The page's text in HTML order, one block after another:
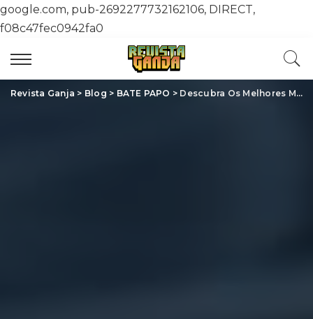
google.com, pub-2692277732162106, DIRECT,
f08c47fec0942fa0
Revista Ganja > Blog > BATE PAPO > Descubra Os Melhores Métodos de Consumo da Cannabis e Seus Benefícios